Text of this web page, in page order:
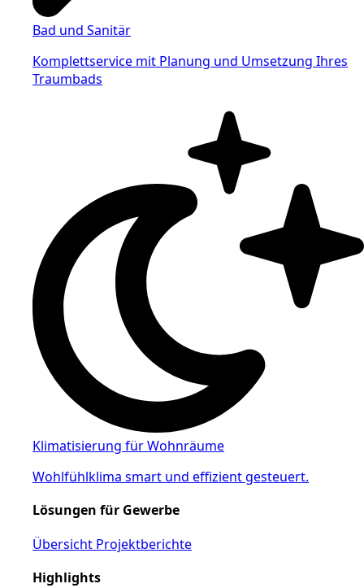
Bad und Sanitär
Komplettservice mit Planung und Umsetzung Ihres
Traumbads
Klimatisierung für Wohnräume
Wohlfühlklima smart und effizient gesteuert.
Lösungen für Gewerbe
Übersicht Projektberichte
Highlights